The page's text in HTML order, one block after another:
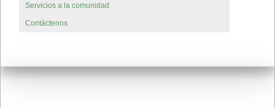
Servicios a la comunidad
Contáctenos